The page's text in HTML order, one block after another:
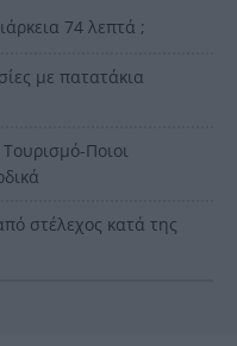
74 λεπτά ;
με πατατάκια
Ποιοι
στέλεχος κατά της